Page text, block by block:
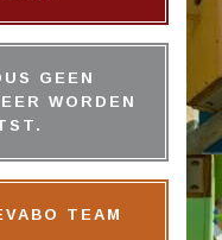
GEEN
WORDEN
TEAM